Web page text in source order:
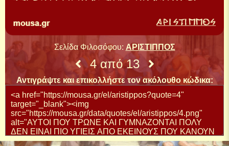
Σελίδα Φιλοσόφου: ΑΡΙΣΤΙΠΠΟΣ
4 από 13
Αντιγράψτε και επικολλήστε τον ακόλουθο κώδικα: